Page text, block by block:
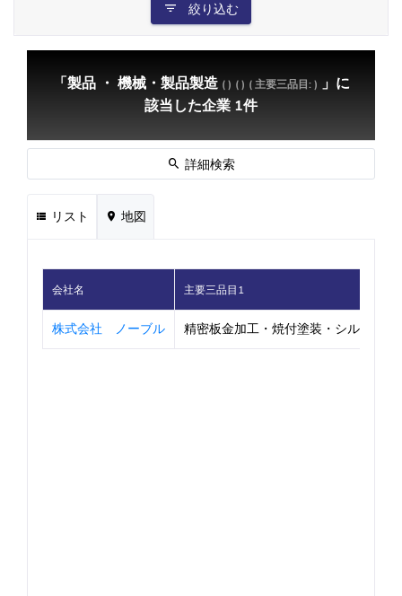
絞り込む
「製品 ・ 機械・製品製造 ( ) ( ) ( 主要三品目: ) 」に
該当した企業 1件
詳細検索
リスト 地図
会社名 主要三品目1
株式会社 ノーブル 精密板金加工・焼付塗装・シルク印刷